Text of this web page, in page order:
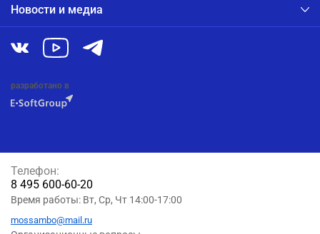
Новости и медиа
разработано в
Телефон:
8 495 600-60-20
Время работы: Вт, Ср, Чт 14:00-17:00
mossambo@mail.ru